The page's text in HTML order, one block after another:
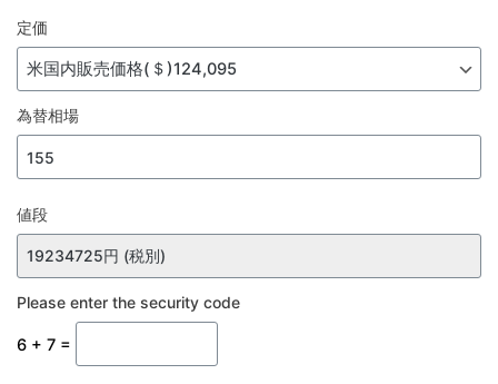
定価
為替相場
値段
Please enter the security code
6 + 7 =